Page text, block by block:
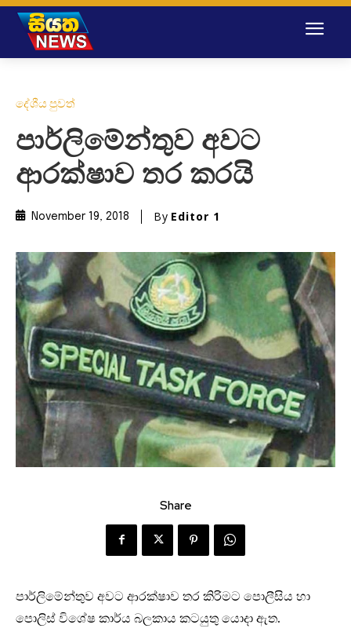
දේශීය පුවත්
පාර්ලිමේන්තුව අවට
ආරක්ෂාව තර කරයි
November 19, 2018 By Editor 1
Share
පාර්ලිමේන්තුව අවට ආරක්ෂාව තර කිරිමට පොලීසිය හා
පොලිස් විශේෂ කාර්ය බලකාය කටයුතු යොදා ඇත.